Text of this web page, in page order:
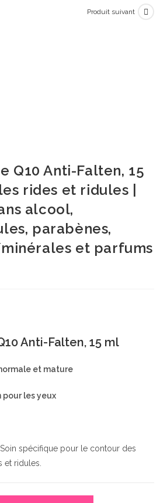
Produit suivant
Q10 Anti-Falten, 15
rides et ridules |
alcool,
parabènes,
et parfums
Anti-Falten, 15 ml
et mature
pour les yeux
spécifique pour le contour des
et ridules.